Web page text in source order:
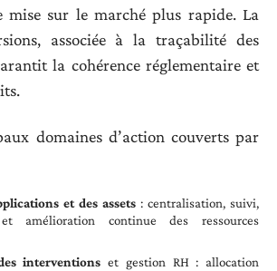
mise sur le marché plus rapide. La
associée à la traçabilité des
la cohérence réglementaire et
domaines d’action couverts par
et des assets : centralisation, suivi,
amélioration continue des ressources
interventions et gestion RH : allocation